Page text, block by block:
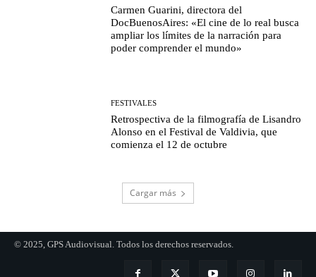
Carmen Guarini, directora del
DocBuenosAires: «El cine de lo real busca
ampliar los límites de la narración para
poder comprender el mundo»
FESTIVALES
Retrospectiva de la filmografía de Lisandro
Alonso en el Festival de Valdivia, que
comienza el 12 de octubre
Cargar más
© 2025, GPS Audiovisual. Todos los derechos reservados.